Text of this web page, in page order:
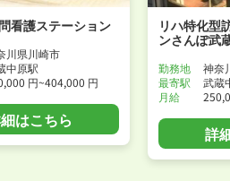
看護ステーション
川県川崎市
中原駅
円~404,000 円
はこちら
リハ特化型
ンさんぽ武
勤務地
神奈
最寄駅
武蔵
月給
詳